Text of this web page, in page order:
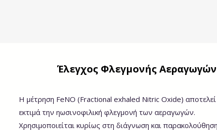
Έλεγχος Φλεγμονής Αεραγωγών
Η μέτρηση FeNO (Fractional exhaled Nitric Oxide) αποτελεί
εκτιμά την ηωσινοφιλική φλεγμονή των αεραγωγών.
Χρησιμοποιείται κυρίως στη διάγνωση και